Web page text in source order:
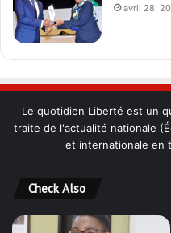
avril 28,
Le quotidien Liberté est un
traite de l'actualité nationale
et internationale en
Check Also